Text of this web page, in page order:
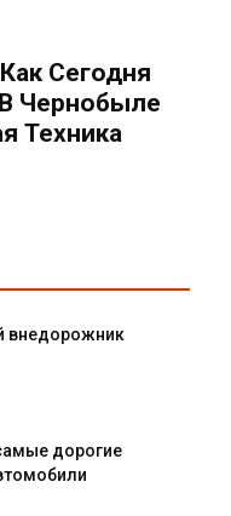
Сегодня
Чернобыле
Техника
внедорожник
дорогие